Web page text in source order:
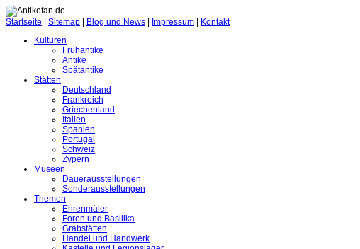
Startseite Sitemap Blog und News Impressum
Kontakt
Kulturen
Frühantike
Antike
Spätantike
Stätten
Deutschland
Frankreich
Griechenland
Italien
Spanien
Portugal
Schweiz
Zypern
Museen
Dauerausstellungen
Sonderausstellungen
Themen
Ehrenmäler
Foren und Basilika
Grabstätten
Handel und Handwerk